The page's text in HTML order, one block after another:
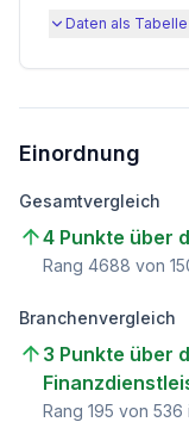
Daten als
Einordnung
Gesamtvergleich
4 Punkte über
Rang 4688 von
Branchenvergleich
3 Punkte über
Rang 195 von 536